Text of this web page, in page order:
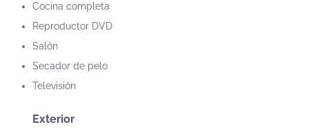
Cocina completa
Reproductor DVD
Salón
Secador de pelo
Televisión
Exterior